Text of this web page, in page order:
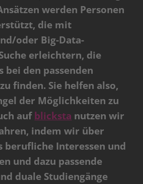
werden Personen
die mit
oder Big-Data-
erleichtern, die
bei den passenden
finden. Sie helfen also,
der Möglichkeiten zu
aufblicksta nutzen wir
indem wir über
berufliche Interessen und
und dazu passende
duale Studiengänge